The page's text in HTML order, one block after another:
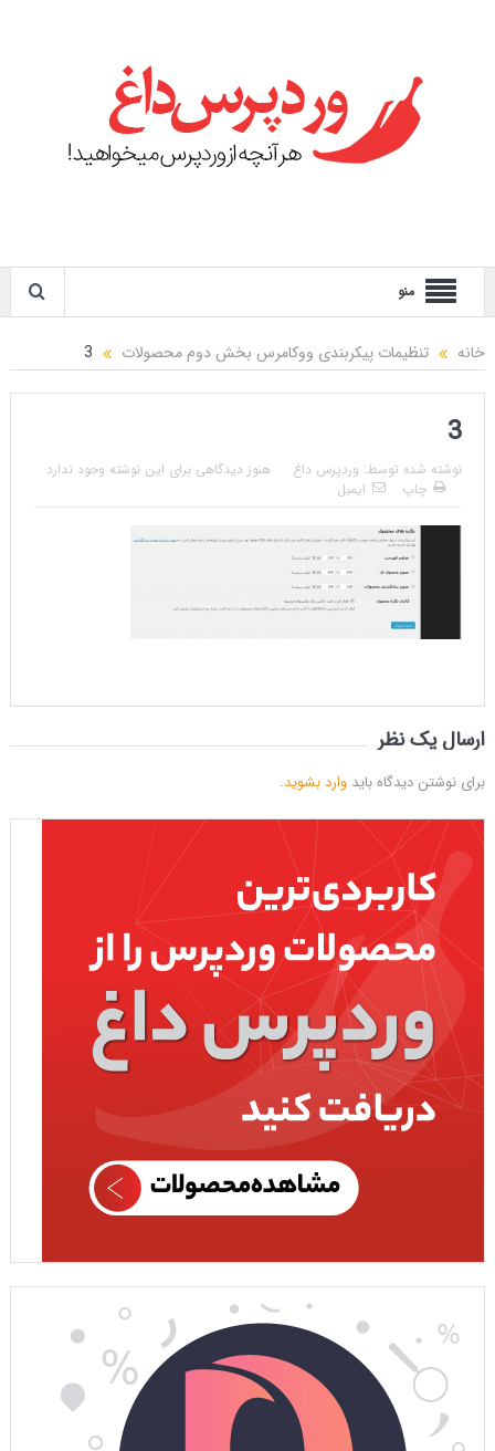
منو
خانه تنظیمات پیکربندی ووکامرس بخش دوم محصولات 3
3
نوشته شده توسط: وردپرس داغ
هنوز دیدگاهی برای این نوشته وجود ندارد
چاپ
ایمیل
ارسال یک نظر
برای نوشتن دیدگاه باید وارد بشوید.